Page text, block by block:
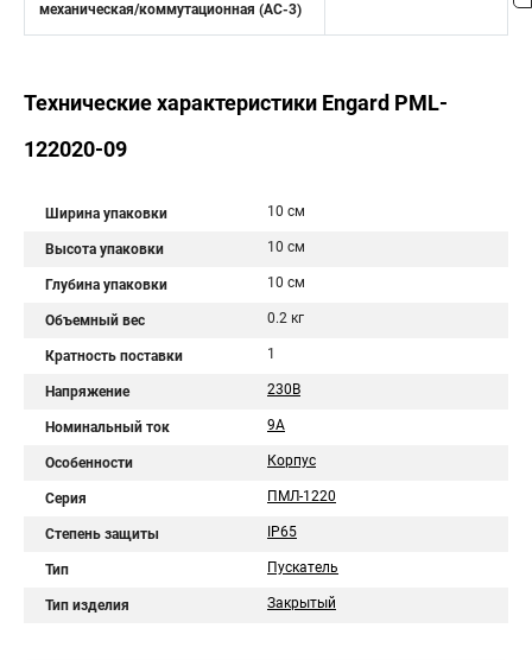
механическая/коммутационная (АС-3)
Технические характеристики Engard PML-
122020-09
Ширина упаковки 10 см
Высота упаковки 10 см
Глубина упаковки 10 см
Объемный вес 0.2 кг
Кратность поставки 1
Напряжение 230В
Номинальный ток 9А
Особенности Корпус
Серия ПМЛ-1220
Степень защиты IР65
Тип Пускатель
Тип изделия Закрытый